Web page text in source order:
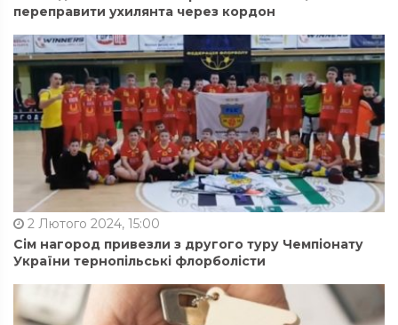
переправити ухилянта через кордон
2 Лютого 2024, 15:00
Сім нагород привезли з другого туру Чемпіонату
України тернопільські флорболісти